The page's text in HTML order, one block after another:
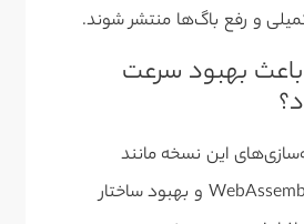
و رفع باگ‌ها منتشر شوند.
آیا وردپرس 7 باعث بهبود سرعت
این نسخه مانند
پردازش رسانه با WebAssembly و بهبود ساختار